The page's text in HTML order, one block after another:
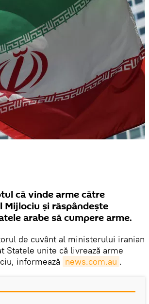
că vinde arme către
și răspândește
arabe să cumpere arme.
de cuvânt al ministerului iranian
Statele unite că livrează arme
informează news.com.au .